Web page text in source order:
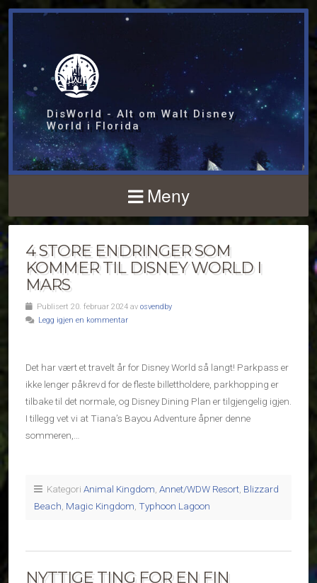
DisWorld - Alt om Walt Disney
World i Florida
Meny
4 STORE ENDRINGER SOM
KOMMER TIL DISNEY WORLD I
MARS
Publisert 20. februar 2024 av osvendby
Legg igjen en kommentar
Det har vært et travelt år for Disney World så langt! Parkpass er
ikke lenger påkrevd for de fleste billettholdere, parkhopping er
tilbake til det normale, og Disney Dining Plan er tilgjengelig igjen.
I tillegg vet vi at Tiana’s Bayou Adventure åpner denne
sommeren,…
Kategori Animal Kingdom Annet/WDW Resort Blizzard
Beach Magic Kingdom Typhoon Lagoon
NYTTIGE TING FOR EN FIN